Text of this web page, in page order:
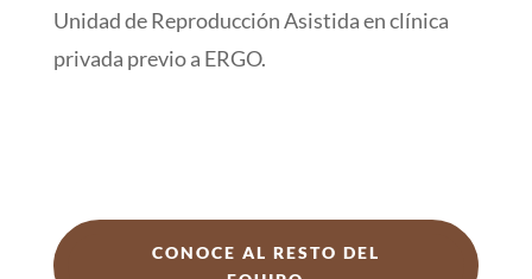
Unidad de Reproducción Asistida en clínica
privada previo a ERGO.
CONOCE AL RESTO DEL